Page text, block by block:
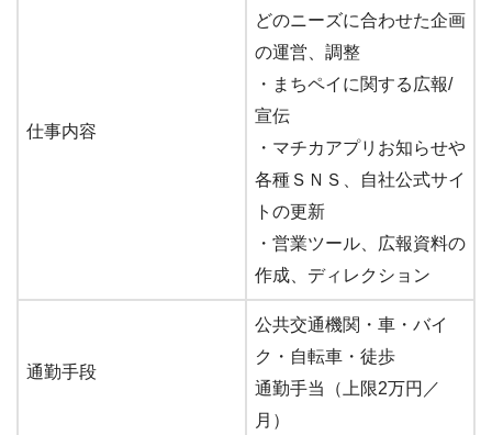
仕事内容
どのニーズに合わせた企画
の運営、調整
・まちペイに関する広報/
宣伝
・マチカアプリお知らせや
各種ＳＮＳ、自社公式サイ
トの更新
・営業ツール、広報資料の
作成、ディレクション
通勤手段
公共交通機関・車・バイ
ク・自転車・徒歩
通勤手当（上限2万円／
月）